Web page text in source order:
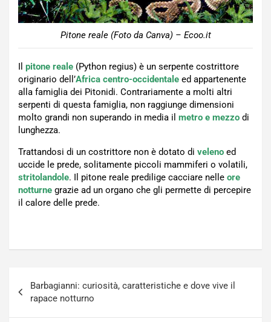
Pitone reale (Foto da Canva) – Ecoo.it
Il pitone reale (Python regius) è un serpente costrittore
originario dell’Africa centro-occidentale ed appartenente
alla famiglia dei Pitonidi. Contrariamente a molti altri
serpenti di questa famiglia, non raggiunge dimensioni
molto grandi non superando in media il metro e mezzo di
lunghezza.
Trattandosi di un costrittore non è dotato di veleno ed
uccide le prede, solitamente piccoli mammiferi o volatili,
stritolandole. Il pitone reale predilige cacciare nelle ore
notturne grazie ad un organo che gli permette di percepire
il calore delle prede.
articoli
Barbagianni: curiosità, caratteristiche e dove vive il
rapace notturno